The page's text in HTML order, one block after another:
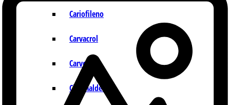
Cariofileno
Carvacrol
Carvona
Cinamaldeído